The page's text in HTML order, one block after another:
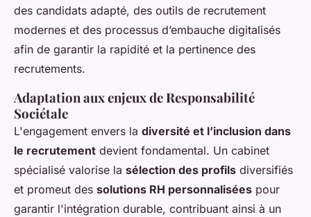
des candidats adapté, des outils de recrutement
modernes et des processus d’embauche digitalisés
afin de garantir la rapidité et la pertinence des
recrutements.
Adaptation aux enjeux de Responsabilité
Sociétale
L'engagement envers la diversité et l’inclusion dans
le recrutement devient fondamental. Un cabinet
spécialisé valorise la sélection des profils diversifiés
et promeut des solutions RH personnalisées pour
garantir l'intégration durable, contribuant ainsi à un